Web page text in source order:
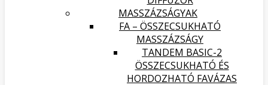
MASSZÁZSÁGYAK
FA – ÖSSZECSUKHATÓ
MASSZÁZSÁGY
TANDEM BASIC-2
ÖSSZECSUKHATÓ ÉS
HORDOZHATÓ FAVÁZAS